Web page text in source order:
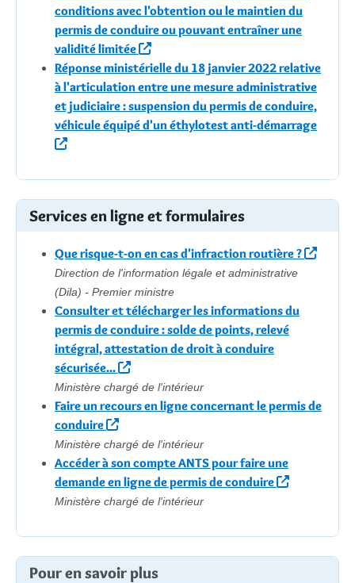
conditions avec l'obtention ou le maintien du
permis de conduire ou pouvant entraîner une
validité limitée
Réponse ministérielle du 18 janvier 2022 relative
à l'articulation entre une mesure administrative
et judiciaire : suspension du permis de conduire,
véhicule équipé d'un éthylotest anti-démarrage
Services en ligne et formulaires
Que risque-t-on en cas d'infraction routière ?
Direction de l'information légale et administrative
(Dila) - Premier ministre
Consulter et télécharger les informations du
permis de conduire : solde de points, relevé
intégral, attestation de droit à conduire
sécurisée...
Ministère chargé de l'intérieur
Faire un recours en ligne concernant le permis de
conduire
Ministère chargé de l'intérieur
Accéder à son compte ANTS pour faire une
demande en ligne de permis de conduire
Ministère chargé de l'intérieur
Pour en savoir plus